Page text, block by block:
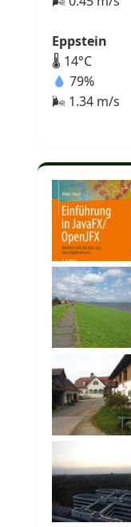
Eppstein
🌡 14°C
79%
🌬 1.34 m/s